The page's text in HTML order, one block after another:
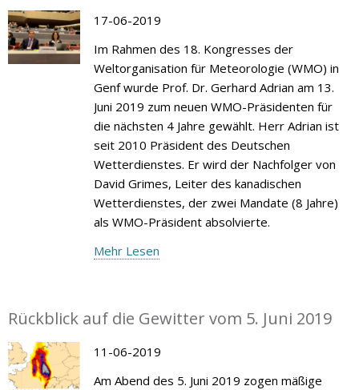
17-06-2019
Im Rahmen des 18. Kongresses der
Weltorganisation für Meteorologie (WMO) in
Genf wurde Prof. Dr. Gerhard Adrian am 13.
Juni 2019 zum neuen WMO-Präsidenten für
die nächsten 4 Jahre gewählt. Herr Adrian ist
seit 2010 Präsident des Deutschen
Wetterdienstes. Er wird der Nachfolger von
David Grimes, Leiter des kanadischen
Wetterdienstes, der zwei Mandate (8 Jahre)
als WMO-Präsident absolvierte.
Mehr Lesen
Rückblick auf die Gewitter vom 5. Juni 2019
11-06-2019
Am Abend des 5. Juni 2019 zogen mäßige